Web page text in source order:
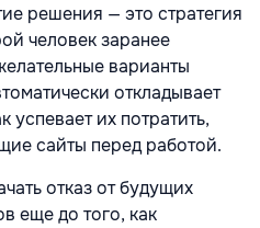
решения — это стратегия
человек заранее
варианты
откладывает
успевает их потратить,
сайты перед работой.
отказ от будущих
еще до того, как